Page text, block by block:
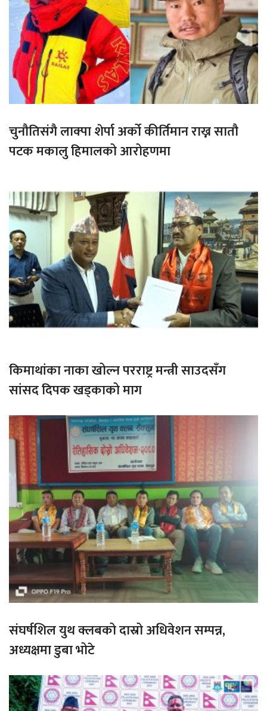
चुनौतिसंगै लाक्पा शेर्पा अर्को कीर्तिमान राख्न सातौ
पटक मकालु हिमालको आरोहणमा
किमाथांका नाका खोल्न परराष्ट्र मन्त्री साउदसँग
सांसद दिपक खड्काको माग
संघर्षशिल युथ क्लबको दास्रो अधिवेशन सम्पन्न,
अध्यक्षमा डुबा भोटे